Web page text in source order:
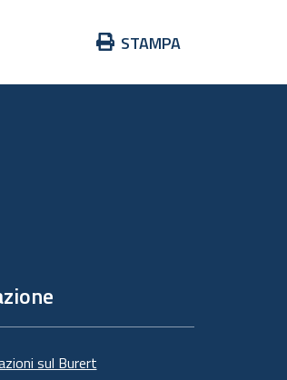
Azioni
documento
STAMPA
sul Burert